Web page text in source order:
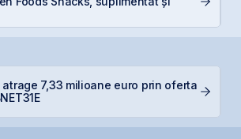
atrage 7,33 milioane euro prin oferta